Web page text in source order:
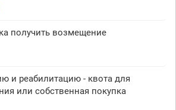
получить возмещение
и реабилитацию - квота для
или собственная покупка